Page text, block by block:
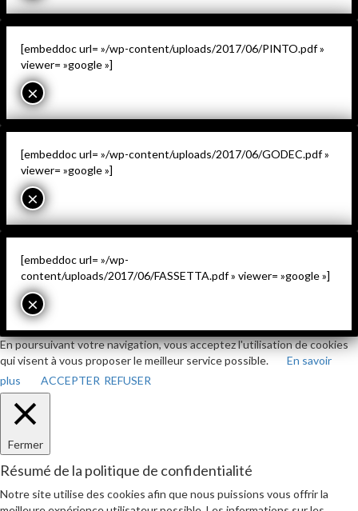
[embeddoc url= »/wp-content/uploads/2017/06/PINTO.pdf »
viewer= »google »]
×
[embeddoc url= »/wp-content/uploads/2017/06/GODEC.pdf »
viewer= »google »]
×
[embeddoc url= »/wp-
content/uploads/2017/06/FASSETTA.pdf » viewer= »google »]
×
En poursuivant votre navigation, vous acceptez l'utilisation de cookies
qui visent à vous proposer le meilleur service possible.
En savoir
plus
ACCEPTER REFUSER
Fermer
Résumé de la politique de confidentialité
Notre site utilise des cookies afin que nous puissions vous offrir la